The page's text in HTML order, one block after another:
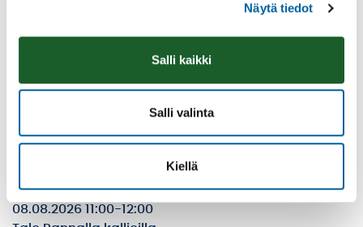
Näytä tiedot
Salli kaikki
Salli valinta
Kiellä
Räsymattojooga
08.08.2026 11:00-12:00